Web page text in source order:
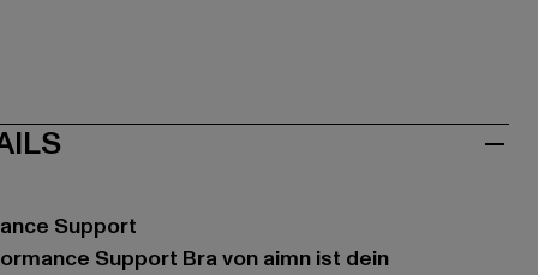
Support
Support Bra von aimn ist dein